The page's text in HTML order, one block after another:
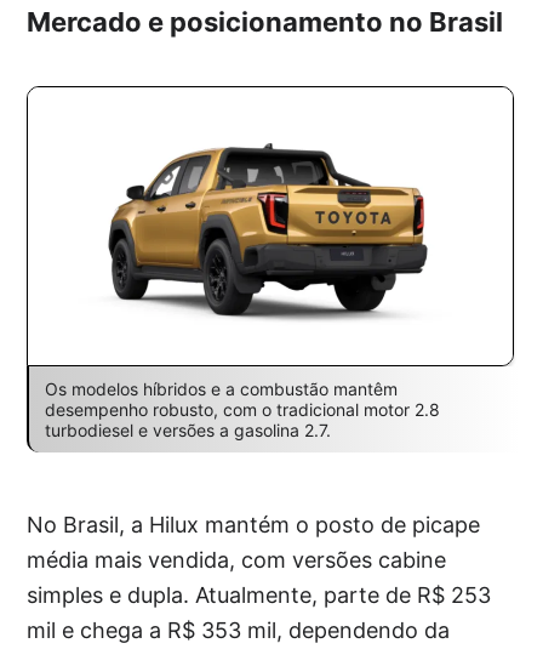
Mercado e posicionamento no Brasil
Os modelos híbridos e a combustão mantêm
desempenho robusto, com o tradicional motor 2.8
turbodiesel e versões a gasolina 2.7.
No Brasil, a Hilux mantém o posto de picape
média mais vendida, com versões cabine
simples e dupla. Atualmente, parte de R$ 253
mil e chega a R$ 353 mil, dependendo da